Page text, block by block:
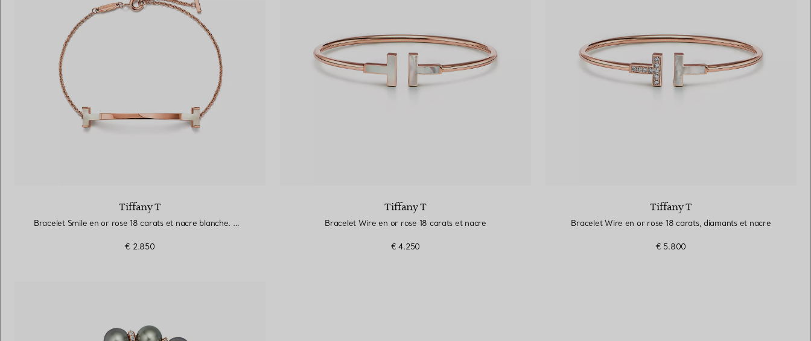
Tiffany T
Bracelet Smile en or rose 18 carats et nacre blanche. Medium.
€ 2.850
Tiffany T
Bracelet Wire en or rose 18 carats et nacre
€ 4.250
Tiffany T
Bracelet Wire en or rose 18 carats, diamants et nacre
€ 5.800